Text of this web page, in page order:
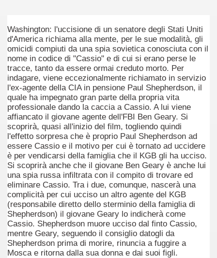
Washington: l'uccisione di un senatore degli Stati Uniti
d'America richiama alla mente, per le sue modalità, gli
omicidi compiuti da una spia sovietica conosciuta con il
nome in codice di "Cassio" e di cui si erano perse le
tracce, tanto da essere ormai creduto morto. Per
indagare, viene eccezionalmente richiamato in servizio
l'ex-agente della CIA in pensione Paul Shepherdson, il
quale ha impegnato gran parte della propria vita
professionale dando la caccia a Cassio. A lui viene
affiancato il giovane agente dell'FBI Ben Geary. Si
scoprirà, quasi all'inizio del film, togliendo quindi
l'effetto sorpresa che è proprio Paul Shepherdson ad
essere Cassio e il motivo per cui è tornato ad uccidere
è per vendicarsi della famiglia che il KGB gli ha ucciso.
Si scoprirà anche che il giovane Ben Geary è anche lui
una spia russa infiltrata con il compito di trovare ed
eliminare Cassio. Tra i due, comunque, nascerà una
complicità per cui ucciso un altro agente del KGB
(responsabile diretto dello sterminio della famiglia di
Shepherdson) il giovane Geary lo indicherà come
Cassio. Shepherdson muore ucciso dal finto Cassio,
mentre Geary, seguendo il consiglio datogli da
Shepherdson prima di morire, rinuncia a fuggire a
Mosca e ritorna dalla sua donna e dai suoi figli.
e suspense a cui fa da sfondo il retroscena della
e suspense a cui fa da sfondo il retroscena della
Se Ti Piacciono nel mese di Settembre 2013.
Se Ti Piacciono nel mese di Dicembre 2013.
Scorsese
mondo migliore.
David Lynch
classico
un esempio di film noir moderno